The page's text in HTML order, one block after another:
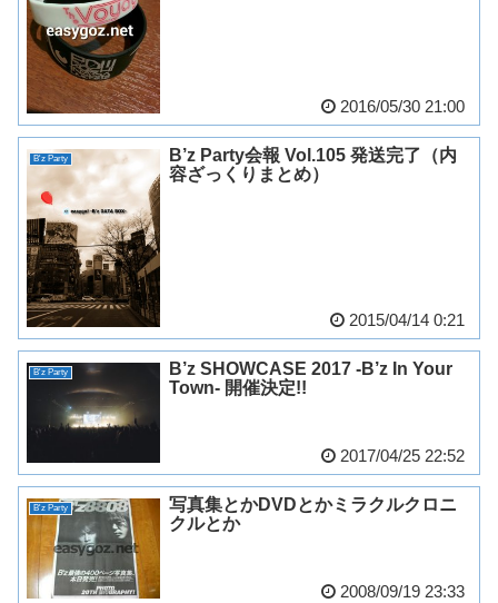
2016/05/30 21:00
B'z Party
B’z Party会報 Vol.105 発送完了（内
容ざっくりまとめ）
2015/04/14 0:21
B'z Party
B’z SHOWCASE 2017 -B’z In Your
Town- 開催決定!!
2017/04/25 22:52
B'z Party
写真集とかDVDとかミラクルクロニ
クルとか
2008/09/19 23:33